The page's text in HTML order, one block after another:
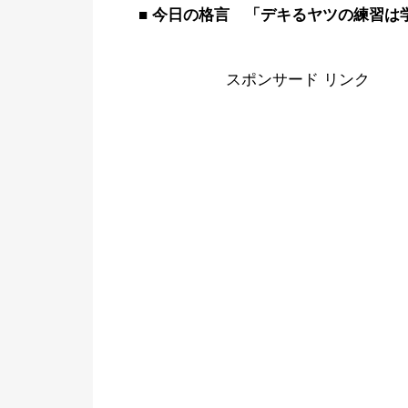
■ 今日の格言 「デキるヤツの練習は
スポンサード リンク